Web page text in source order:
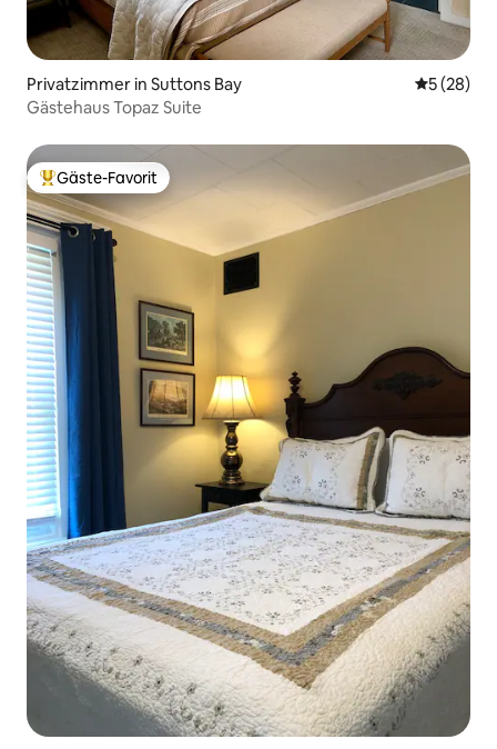
Privatzimmer in Suttons Bay
5 (28)
Gästehaus Topaz Suite
Beliebter Gäste-Favorit.
Gäste-Favorit